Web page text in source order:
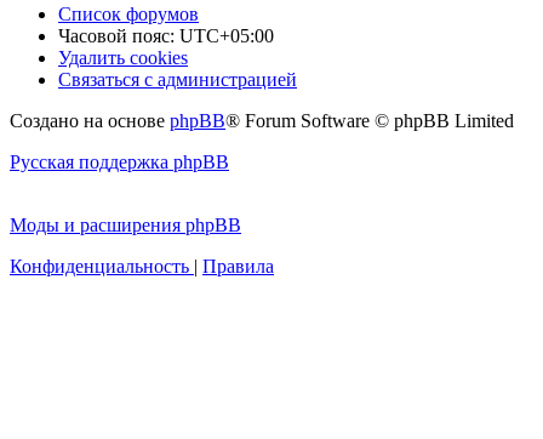
Список форумов
Часовой пояс: UTC+05:00
Удалить cookies
Связаться с администрацией
Создано на основе phpBB® Forum Software © phpBB Limited
Русская поддержка phpBB
Моды и расширения phpBB
Конфиденциальность | Правила